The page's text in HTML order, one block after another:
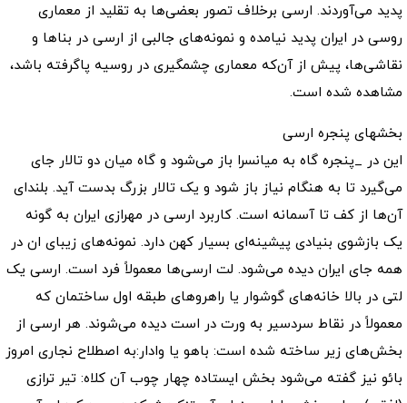
پدید می‌آوردند. ارسی برخلاف تصور بعضی‌ها به تقلید از معماری
روسی در ایران پدید نیامده و نمونه‌های جالبی از ارسی در بناها و
نقاشی‌ها، پیش از آن‌که معماری چشمگیری در روسیه پاگرفته باشد،
مشاهده شده است.
بخشهای پنجره ارسی
این در _پنجره گاه به میانسرا باز می‌شود و گاه میان دو تالار جای
می‌گیرد تا به هنگام نیاز باز شود و یک تالار بزرگ بدست آید. بلندای
آن‌ها از کف تا آسمانه است. کاربرد ارسی در مهرازی ایران به گونه
یک بازشوی بنیادی پیشینه‌ای بسیار کهن دارد. نمونه‌های زیبای ان در
همه جای ایران دیده می‌شود. لت ارسی‌ها معمولاً فرد است. ارسی یک
لتی در بالا خانه‌های گوشوار یا راهروهای طبقه اول ساختمان که
معمولاً در نقاط سردسیر به ورت در است دیده می‌شوند. هر ارسی از
بخش‌های زیر ساخته شده است: باهو یا وادار:به اصطلاح نجاری امروز
بائو نیز گفته می‌شود بخش ایستاده چهار چوب آن کلاه: تیر ترازی